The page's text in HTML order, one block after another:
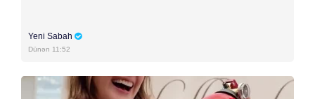
Yeni Sabah
Dünən 11:52